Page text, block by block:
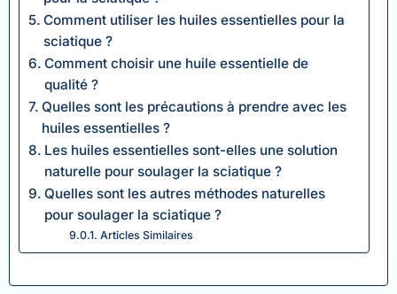
Comment utiliser les huiles essentielles pour la
sciatique ?
Comment choisir une huile essentielle de
qualité ?
Quelles sont les précautions à prendre avec les
huiles essentielles ?
Les huiles essentielles sont-elles une solution
naturelle pour soulager la sciatique ?
Quelles sont les autres méthodes naturelles
pour soulager la sciatique ?
Articles Similaires